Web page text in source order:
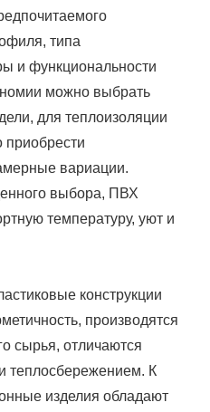
типа
и функциональности
можно выбрать
для теплоизоляции
вариации.
выбора, ПВХ
температуру, уют и
конструкции
производятся
сырья, отличаются
теплосбережением. К
изделия обладают